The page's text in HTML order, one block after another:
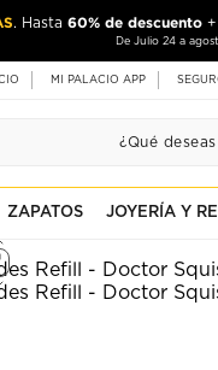
. Hasta 60% de descuento +
De Julio 24 a
MI PALACIO APP
ZAPATOS JOYERÍA Y